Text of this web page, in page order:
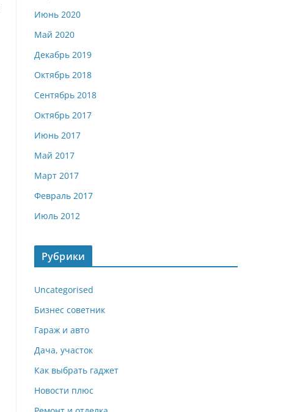
Июнь 2020
Май 2020
Декабрь 2019
Октябрь 2018
Сентябрь 2018
Октябрь 2017
Июнь 2017
Май 2017
Март 2017
Февраль 2017
Июль 2012
Рубрики
Uncategorised
Бизнес советник
Гараж и авто
Дача, участок
Как выбрать гаджет
Новости плюс